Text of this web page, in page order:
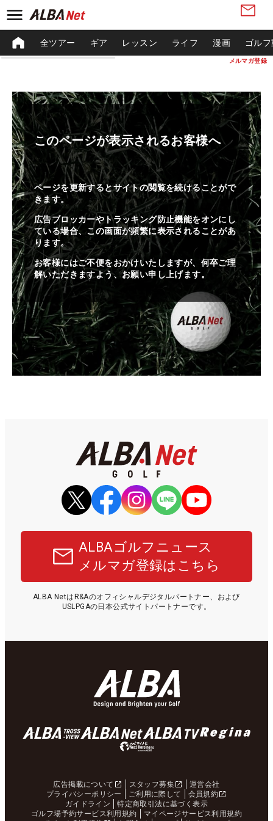
メルマガ登録
全ツアー ギア レッスン ライフ 漫画 ゴル
このページが表示されるお客様へ
ページを更新するとサイトの閲覧を続けることがで
きます。
広告ブロッカーやトラッキング防止機能をオンにし
ている場合、この画面が頻繁に表示されることがあ
ります。
お客様にはご不便をおかけいたしますが、何卒ご理
解いただきますよう、お願い申し上げます。
ALBAゴルフニュース
メルマガ登録はこちら
ALBA NetはR&Aのオフィシャルデジタルパートナー、および
USLPGAの日本公式サイトパートナーです。
広告掲載について スタッフ募集
運営会社
プライバシーポリシー
ご利用に際して
会員規約
ガイドライン
特定商取引法に基づく表示
ゴルフ場予約サービス利用規約
マイページサービス利用規約